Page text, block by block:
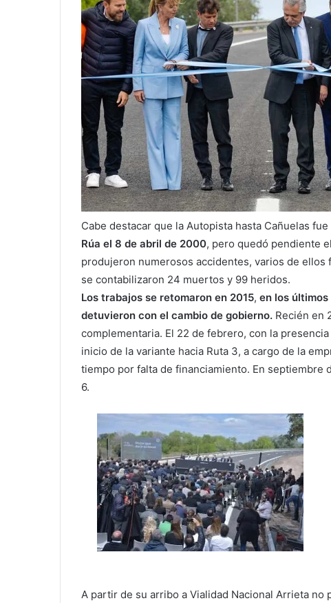
Cabe destacar que la Autopista hasta Cañuelas
Rúa el 8 de abril de 2000, pero quedó pendiente
produjeron numerosos accidentes, varios de ellos
se contabilizaron 24 muertos y 99 heridos.
Los trabajos se retomaron en 2015, en los
detuvieron con el cambio de gobierno. Recién en
complementaria. El 22 de febrero, con la
inicio de la variante hacia Ruta 3, a cargo de la
tiempo por falta de financiamiento. En septiembre
6.
A partir de su arribo a Vialidad Nacional Arrieta